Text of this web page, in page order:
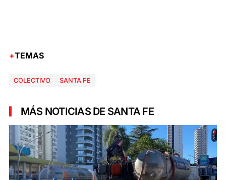
TEMAS
COLECTIVO SANTA FE
MÁS NOTICIAS DE SANTA FE